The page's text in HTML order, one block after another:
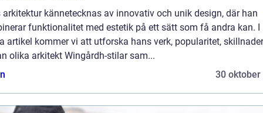
arkitektur kännetecknas av innovativ och unik design, där han
funktionalitet med estetik på ett sätt som få andra kan. I
artikel kommer vi att utforska hans verk, popularitet, skillnader
olika arkitekt Wingårdh-stilar sam...
30 oktober